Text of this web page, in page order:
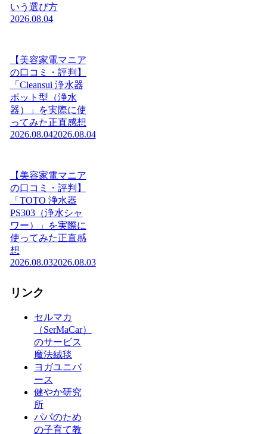
いう選び方
2026.08.04
【美容家電マニア
の口コミ・評判】
「Cleansui 浄水器
ポット型（浄水
器）」を実際に使
ってみた正直感想
2026.08.042026.08.04
【美容家電マニア
の口コミ・評判】
「TOTO 浄水器
PS303（浄水シャ
ワー）」を実際に
使ってみた正直感
想
2026.08.032026.08.03
リンク
セルマカ
（SerMaCar）
のサービス
魔法絨毯
ヨガユニバ
ース
健やか研究
所
パパのため
の子育て教